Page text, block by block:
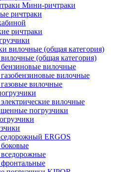
Мини-ричтраки
ричтраки
ричтраки
(общая категория)
вилочные
вилочные
вилочные
вилочные
погрузчики
ERGOS